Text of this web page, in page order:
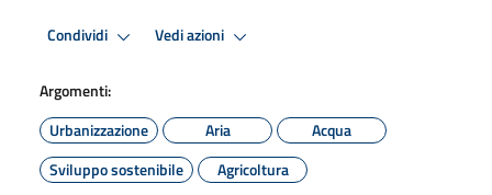
Condividi Vedi azioni
Argomenti:
Urbanizzazione
Aria
Acqua
Sviluppo sostenibile
Agricoltura